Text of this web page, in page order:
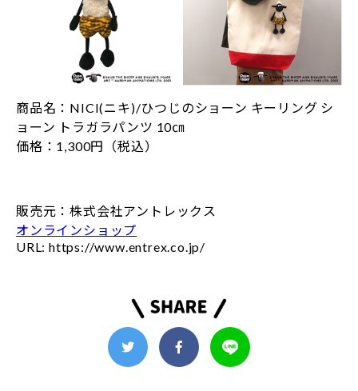
商品名：NICI(ニキ)/ひつじのショーン キーリング シ
ョーン トラガラパンツ 10㎝
価格：1,300円（税込）
販売元：株式会社アントレックス
オンラインショップ
URL: https://www.entrex.co.jp/